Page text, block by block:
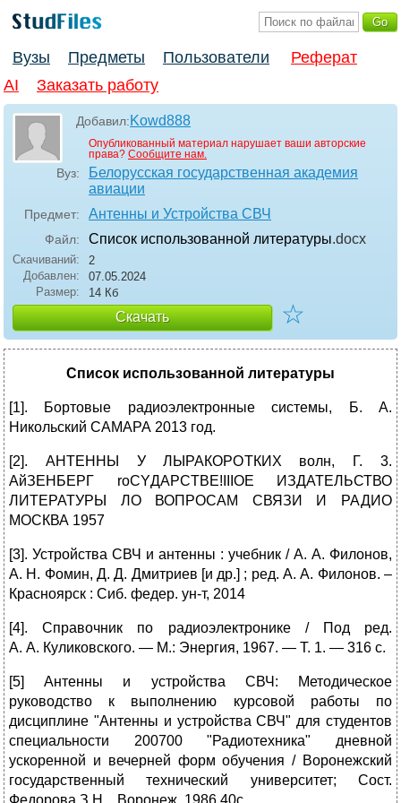
Вузы Предметы Пользователи
Реферат
AI
Заказать работу
Добавил:Kowd888
Опубликованный материал нарушает ваши авторские
права? Сообщите нам.
Вуз:
Белорусская государственная академия
авиации
Предмет: Антенны и Устройства СВЧ
Файл: Список использованной литературы.docx
Скачиваний:
2
Добавлен:
07.05.2024
Размер:
14 Кб
Скачать ☆
Список использованной литературы
[1]. Бортовые радиоэлектронные системы, Б. А.
Никольский САМАРА 2013 год.
[2]. АНТЕННЫ У ЛЫРАКОРОТКИХ волн, Г. 3.
АйЗЕНБЕРГ roCYДAPCTBE!IIIOE ИЗДАТЕЛЬСТВО
ЛИТЕРАТУРЫ ЛО ВОПРОСАМ СВЯЗИ И РАДИО
МОСКВА 1957
[3]. Устройства СВЧ и антенны : учебник / А. А. Филонов,
А. Н. Фомин, Д. Д. Дмитриев [и др.] ; ред. А. А. Филонов. –
Красноярск : Сиб. федер. ун-т, 2014
[4]. Справочник по радиоэлектронике / Под ред.
А. А. Куликовского. — М.: Энергия, 1967. — Т. 1. — 316 с.
[5] Антенны и устройства СВЧ: Методическое
руководство к выполнению курсовой работы по
дисциплине "Антенны и устройства СВЧ" для студентов
специальности 200700 "Радиотехника" дневной
ускоренной и вечерней форм обучения / Воронежский
государственный технический университет; Сост.